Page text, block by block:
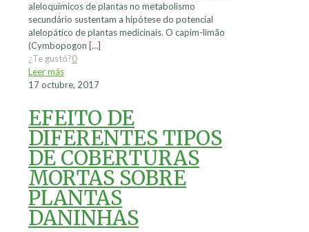
aleloquímicos de plantas no metabolismo
secundário sustentam a hipótese do potencial
alelopático de plantas medicinais. O capim-limão
(Cymbopogon […]
¿Te gustó?0
Leer más
17 octubre, 2017
EFEITO DE
DIFERENTES TIPOS
DE COBERTURAS
MORTAS SOBRE
PLANTAS
DANINHAS